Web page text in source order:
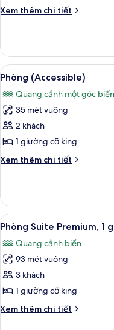
VIEW)
1
giường
king,
hiên
Xem thêm chi tiết
Chi
Phòng
Suite,
1
giường
cỡ
king,
Xem
tất
cả
ảnh
Phòng
(Accessible)
6
Phòng (Accessible)
Quang cảnh một góc biển
35 mét vuông
2 khách
1 giường cỡ king
Xem thêm chi tiết
Chi
Phòng
(Accessible)
Xem
tất
cả
ảnh
Phòng
Suite
Premium,
1
9
Phòng Suite Premium, 1
Quang cảnh biển
93 mét vuông
3 khách
1 giường cỡ king
Xem thêm chi tiết
Chi